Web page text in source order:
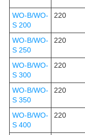
WO-B/WO-
S 200
220
WO-B/WO-
S 250
220
WO-B/WO-
S 300
220
WO-B/WO-
S 350
220
WO-B/WO-
S 400
220